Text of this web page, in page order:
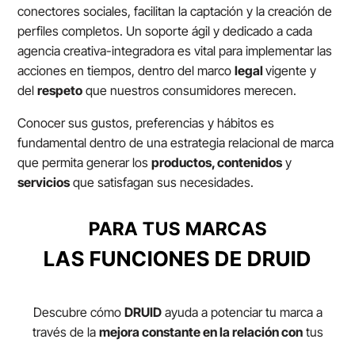
conectores sociales, facilitan la captación y la creación de
perfiles completos. Un soporte ágil y dedicado a cada
agencia creativa-integradora es vital para implementar las
acciones en tiempos, dentro del marcolegalvigente y
delrespeto que nuestros consumidores merecen.
Conocer sus gustos, preferencias y hábitos es
fundamental dentro de una estrategia relacional de marca
que permita generar losproductos, contenidosy
serviciosque satisfagan sus necesidades.
PARA TUS MARCAS
LAS FUNCIONES DE DRUID
Descubre cómo DRUIDayuda a potenciar tu marca a
través de la mejora constante en la relación contus